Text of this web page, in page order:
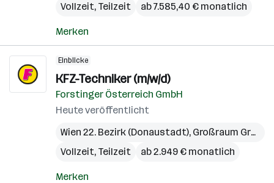
Vollzeit, Teilzeit
ab 7.585,40 € monatlich
Merken
Einblicke
KFZ-Techniker (m/w/d)
Forstinger Österreich GmbH
Heute veröffentlicht
Wien 22. Bezirk (Donaustadt), Großraum Graz
Vollzeit, Teilzeit
ab 2.949 € monatlich
Merken